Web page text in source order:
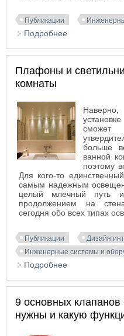
Публикации
Подробнее
Плафоны и
комнаты
больше
ванной
поэтому
Для кого-то
самым надежным
целый млечный путь
продолжением на
сегодня обо всех типах
Публикации
Дизайн
Инженерные системы и
Подробнее
9 основных
нужны и какую